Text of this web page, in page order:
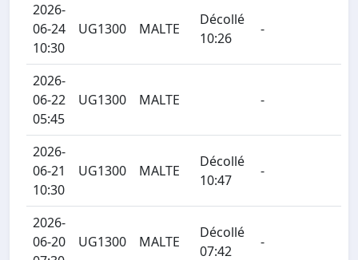
2026-
06-24
10:30
UG1300 MALTE
Décollé
10:26
-
2026-
06-22
05:45
UG1300 MALTE -
2026-
06-21
10:30
UG1300 MALTE
Décollé
10:47
-
2026-
06-20
UG1300 MALTE
Décollé
07:42
-